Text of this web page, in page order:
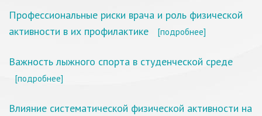
Профессиональные риски врача и роль физической
активности в их профилактике
[подробнее]
Важность лыжного спорта в студенческой среде
[подробнее]
Влияние систематической физической активности на